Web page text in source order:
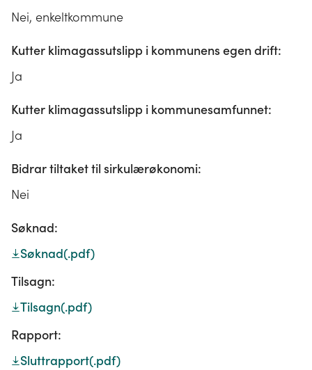
Nei, enkeltkommune
Kutter klimagassutslipp i kommunens egen drift:
Ja
Kutter klimagassutslipp i kommunesamfunnet:
Ja
Bidrar tiltaket til sirkulærøkonomi:
Nei
Søknad:
Søknad(.pdf)
Tilsagn:
Tilsagn(.pdf)
Rapport:
Sluttrapport(.pdf)